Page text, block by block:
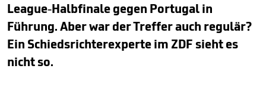
League-Halbfinale gegen Portugal in
Führung. Aber war der Treffer auch regulär?
Ein Schiedsrichterexperte im ZDF sieht es
nicht so.